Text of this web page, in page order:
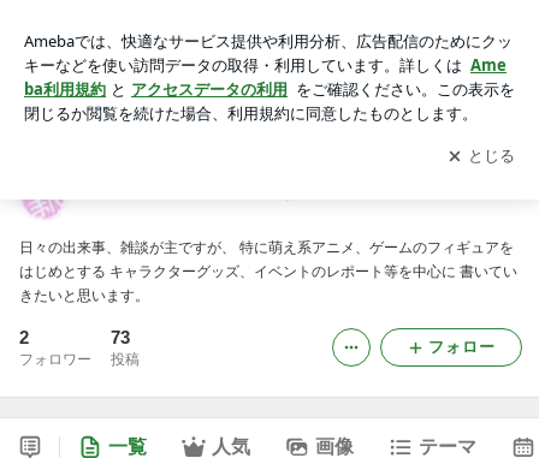
アプリをダウンロードして ブログの更新通知
を受け取りまし
ょう。
開く
日々の出来事、雑談が主ですが、 特に萌え系アニメ、ゲームのフィギュアを
はじめとする キャラクターグッズ、イベントのレポート等を中心に 書いてい
きたいと思います。
2
フォロワー
73
投稿
フォロー
一覧 人気 画像 テーマ